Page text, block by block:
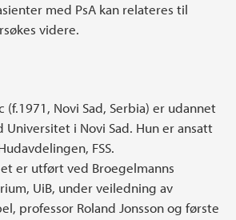
med PsA kan relateres til
videre.
(f.1971, Novi Sad, Serbia) er udannet
i Novi Sad. Hun er ansatt
FSS.
er utført ved Broegelmanns
UiB, under veiledning av
professor Roland Jonsson og første